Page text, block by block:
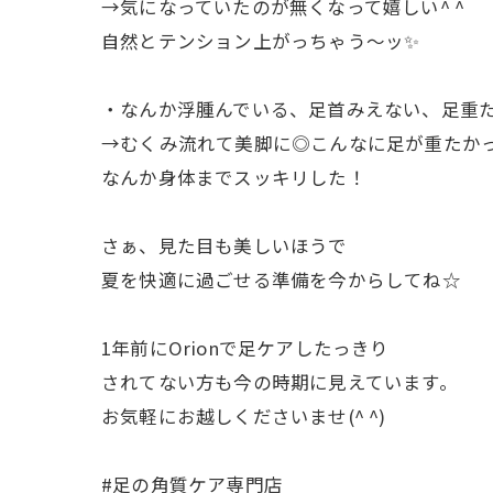
→気になっていたのが無くなって嬉しい^ ^
自然とテンション上がっちゃう〜ッ✨
・なんか浮腫んでいる、足首みえない、足重
→むくみ流れて美脚に◎こんなに足が重たか
なんか身体までスッキリした！
さぁ、見た目も美しいほうで
夏を快適に過ごせる準備を今からしてね☆
1年前にOrionで足ケアしたっきり
されてない方も今の時期に見えています。
お気軽にお越しくださいませ(^ ^)
#足の角質ケア専門店